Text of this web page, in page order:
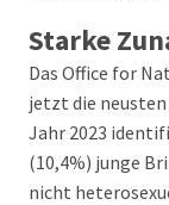
Starke
Das Office for
jetzt die
Jahr 2023
(10,4%) junge
nicht